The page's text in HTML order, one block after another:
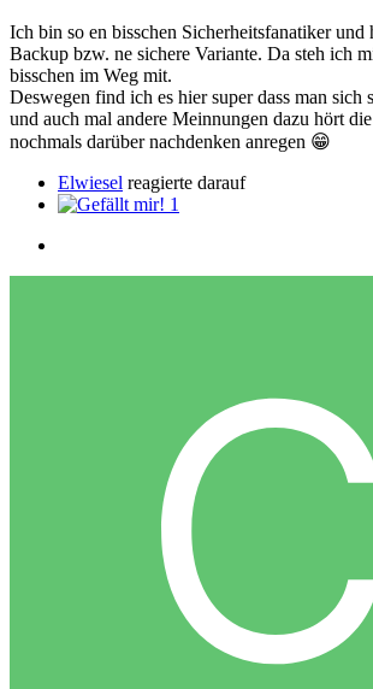
Ich bin so en bisschen Sicherheitsfanatiker und
Backup bzw. ne sichere Variante. Da steh ich
bisschen im Weg mit.
Deswegen find ich es hier super dass man sich
und auch mal andere Meinnungen dazu hört
nochmals darüber nachdenken anregen 😁
Elwiesel reagierte darauf
1